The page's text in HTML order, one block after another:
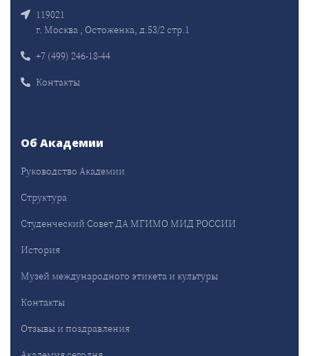
119021
г. Москва , Остоженка, д.53/2 стр.1
+7 (499) 246-18-44
Контакты
Об Академии
Руководство Академии
Структура
Студенческий Совет ДА МГИМО МИД РОССИИ
История
Музей международного этикета и культуры
Контакты
Отзывы и поздравления